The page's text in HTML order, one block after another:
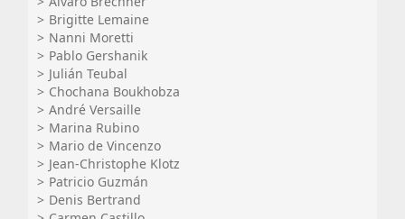
Brigitte Lemaine
Nanni Moretti
Pablo Gershanik
Julián Teubal
Chochana Boukhobza
André Versaille
Marina Rubino
Mario de Vincenzo
Jean-Christophe Klotz
Patricio Guzmán
Denis Bertrand